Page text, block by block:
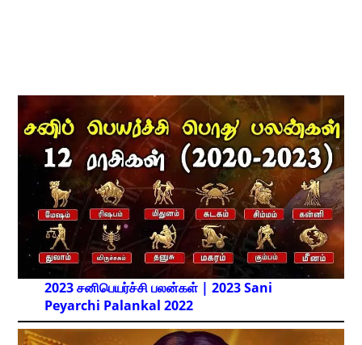
2023 சனிபெயர்ச்சி பலன்கள் | 2023 Sani
Peyarchi Palankal 2022